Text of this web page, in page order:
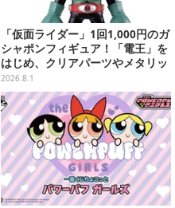
「仮面ライダー」1回1,000円のガ
シャポンフィギュア！「電王」を
はじめ、クリアパーツやメタリッ
ク彩色でこだわりが詰まった4種
類
2026.8.1